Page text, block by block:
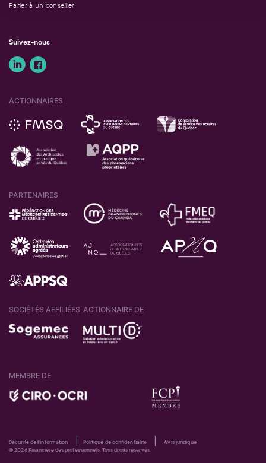
Parler à un conseiller
Suivez-nous
ACTIONNAIRES
PARTENAIRES
SOCIÉTÉS AFFILIÉES ACTIONNAIRE DE
MEMBRE DE
Sécurité de l'information Politique de confidentialité |Avis juridique
© 2026 Financière des professionnels. Tous droits réservés.